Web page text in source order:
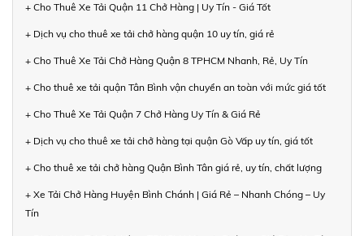
+ Cho Thuê Xe Tải Quận 11 Chở Hàng | Uy Tín - Giá Tốt
+ Dịch vụ cho thuê xe tải chở hàng quận 10 uy tín, giá rẻ
+ Cho Thuê Xe Tải Chở Hàng Quận 8 TPHCM Nhanh, Rẻ, Uy Tín
+ Cho thuê xe tải quận Tân Bình vận chuyển an toàn với mức giá tốt
+ Cho Thuê Xe Tải Quận 7 Chở Hàng Uy Tín & Giá Rẻ
+ Dịch vụ cho thuê xe tải chở hàng tại quận Gò Vấp uy tín, giá tốt
+ Cho thuê xe tải chở hàng Quận Bình Tân giá rẻ, uy tín, chất lượng
+ Xe Tải Chở Hàng Huyện Bình Chánh | Giá Rẻ – Nhanh Chóng – Uy
Tín